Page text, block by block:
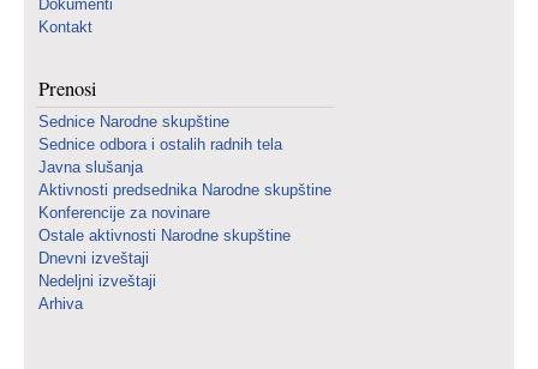
Dokumenti
Kontakt
Prenosi
Sednice Narodne skupštine
Sednice odbora i ostalih radnih tela
Javna slušanja
Aktivnosti predsednika Narodne skupštine
Konferencije za novinare
Ostale aktivnosti Narodne skupštine
Dnevni izveštaji
Nedeljni izveštaji
Arhiva